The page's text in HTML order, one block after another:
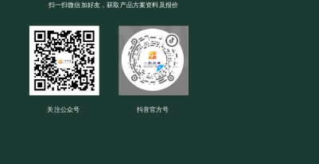
关注公众号 抖音官方号
扫一扫微信加好友，获取产品方案资料及报价